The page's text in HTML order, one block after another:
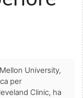
University,
per
Clinic, ha